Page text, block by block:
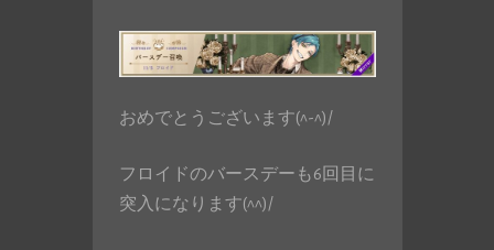
おめでとうございます(^-^)/
フロイドのバースデーも6回目に
突入になります(^^)/